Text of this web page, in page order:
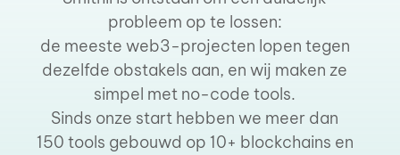
probleem op te lossen:
de meeste web3-projecten lopen tegen
dezelfde obstakels aan, en wij maken ze
simpel met no-code tools.
Sinds onze start hebben we meer dan
150 tools gebouwd op 10+ blockchains en